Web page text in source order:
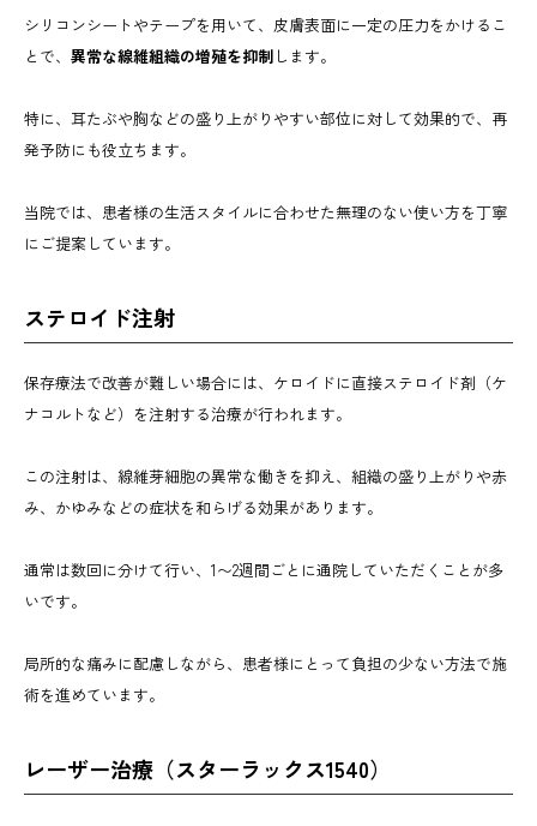
シリコンシートやテープを用いて、皮膚表面に一定の圧力をかけるこ
とで、 異常な線維組織の増殖を抑制 します。
特に、耳たぶや胸などの盛り上がりやすい部位に対して効果的で、再
発予防にも役立ちます。
当院では、患者様の生活スタイルに合わせた無理のない使い方を丁寧
にご提案しています。
ステロイド注射
保存療法で改善が難しい場合には、ケロイドに直接ステロイド剤（ケ
ナコルトなど）を注射する治療が行われます。
この注射は、線維芽細胞の異常な働きを抑え、組織の盛り上がりや赤
み、かゆみなどの症状を和らげる効果があります。
通常は数回に分けて行い、1〜2週間ごとに通院していただくことが多
いです。
局所的な痛みに配慮しながら、患者様にとって負担の少ない方法で施
術を進めています。
レーザー治療（スターラックス1540）